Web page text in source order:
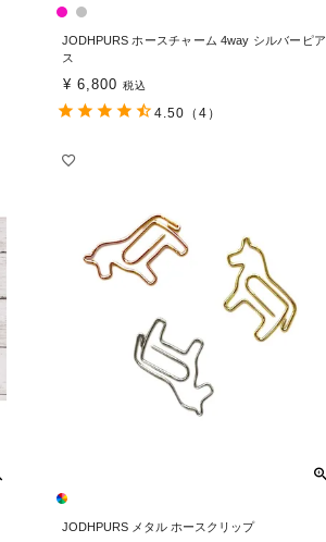
JODHPURS ホースチャーム 4way シルバーピア
ス
¥ 6,800 税込
4.50 （4）
JODHPURS メタル ホースクリップ